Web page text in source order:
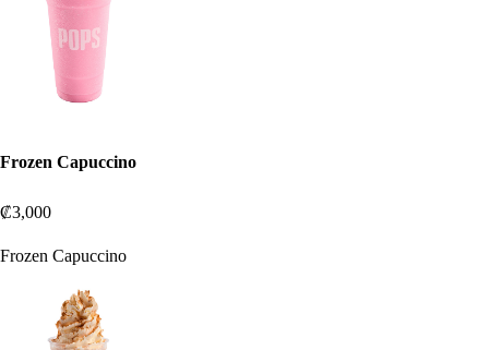
Frozen Capuccino
₡3,000
Frozen Capuccino